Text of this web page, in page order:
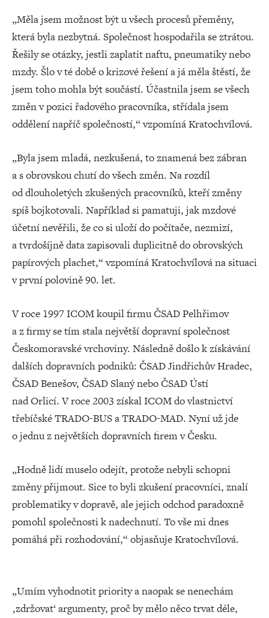
„Měla jsem možnost být u všech procesů přeměny,
která byla nezbytná. Společnost hospodařila se ztrátou.
Řešily se otázky, jestli zaplatit naftu, pneumatiky nebo
mzdy. Šlo v té době o krizové řešení a já měla štěstí, že
jsem toho mohla být součástí. Účastnila jsem se všech
změn v pozici řadového pracovníka, střídala jsem
oddělení napříč společností,“ vzpomíná Kratochvílová.
„Byla jsem mladá, nezkušená, to znamená bez zábran
a s obrovskou chutí do všech změn. Na rozdíl
od dlouholetých zkušených pracovníků, kteří změny
spíš bojkotovali. Například si pamatuji, jak mzdové
účetní nevěřili, že co si uloží do počítače, nezmizí,
a tvrdošíjně data zapisovali duplicitně do obrovských
papírových plachet,“ vzpomíná Kratochvílová na situaci
v první polovině 90. let.
V roce 1997 ICOM koupil firmu ČSAD Pelhřimov
a z firmy se tím stala největší dopravní společnost
Českomoravské vrchoviny. Následně došlo k získávání
dalších dopravních podniků: ČSAD Jindřichův Hradec,
ČSAD Benešov, ČSAD Slaný nebo ČSAD Ústí
nad Orlicí. V roce 2003 získal ICOM do vlastnictví
třebíčské TRADO-BUS a TRADO-MAD. Nyní už jde
o jednu z největších dopravních firem v Česku.
„Hodně lidí muselo odejít, protože nebyli schopni
změny přijmout. Sice to byli zkušení pracovníci, znalí
problematiky v dopravě, ale jejich odchod paradoxně
pomohl společnosti k nadechnutí. To vše mi dnes
pomáhá při rozhodování,“ objasňuje Kratochvílová.
„Umím vyhodnotit priority a naopak se nenechám
‚zdržovat‘ argumenty, proč by mělo něco trvat déle,